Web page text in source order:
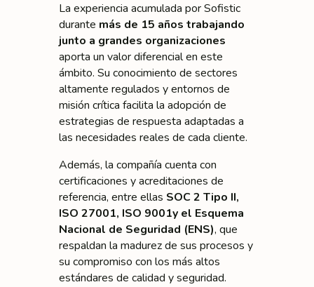
La experiencia acumulada por Sofistic
durante más de 15 años trabajando
junto a grandes organizaciones
aporta un valor diferencial en este
ámbito. Su conocimiento de sectores
altamente regulados y entornos de
misión crítica facilita la adopción de
estrategias de respuesta adaptadas a
las necesidades reales de cada cliente.
Además, la compañía cuenta con
certificaciones y acreditaciones de
referencia, entre ellas SOC 2 Tipo II,
ISO 27001, ISO 9001y el Esquema
Nacional de Seguridad (ENS), que
respaldan la madurez de sus procesos y
su compromiso con los más altos
estándares de calidad y seguridad.